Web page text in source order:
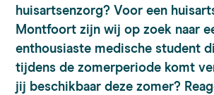
huisartsenzorg? Voor een
Montfoort zijn wij op zoek naar
enthousiaste medische student
tijdens de zomerperiode komt
jij beschikbaar deze zomer?